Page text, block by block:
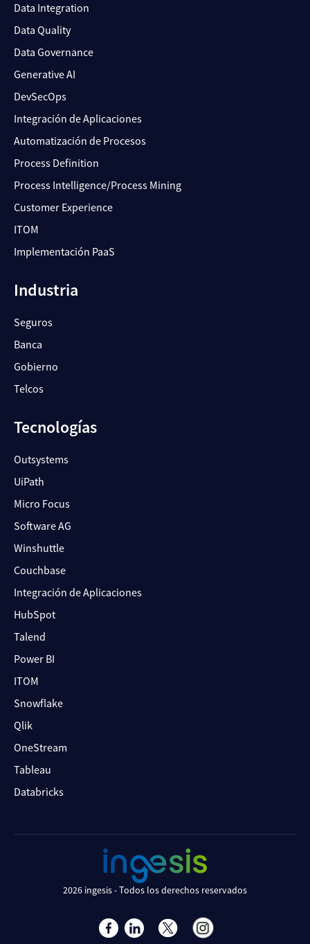
Data Integration
Data Quality
Data Governance
Generative AI
DevSecOps
Integración de Aplicaciones
Automatización de Procesos
Process Definition
Process Intelligence/Process Mining
Customer Experience
ITOM
Implementación PaaS
Industria
Seguros
Banca
Gobierno
Telcos
Tecnologías
Outsystems
UiPath
Micro Focus
Software AG
Winshuttle
Couchbase
Integración de Aplicaciones
HubSpot
Talend
Power BI
ITOM
Snowflake
Qlik
OneStream
Tableau
Databricks
2026 ingesis - Todos los derechos reservados